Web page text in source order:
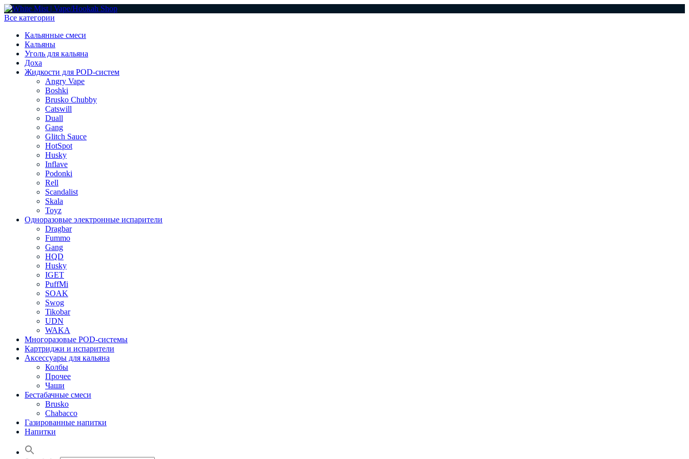
Все категории
Кальянные смеси
Кальяны
Уголь для кальяна
Доха
Жидкости для POD-систем
Angry Vape
Boshki
Brusko Chubby
Catswill
Duall
Gang
Glitch Sauce
HotSpot
Husky
Inflave
Podonki
Rell
Scandalist
Skala
Toyz
Одноразовые электронные испарители
Dragbar
Fummo
Gang
HQD
Husky
IGET
PuffMi
SOAK
Swog
Tikobar
UDN
WAKA
Многоразовые POD-системы
Картриджи и испарители
Аксессуары для кальяна
Колбы
Прочее
Чаши
Бестабачные смеси
Brusko
Chabacco
Газированные напитки
Напитки